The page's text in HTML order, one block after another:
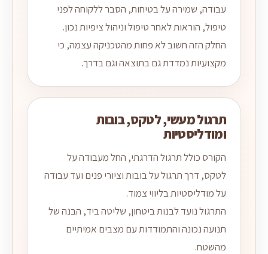
עבודה, שמירה על בטיחות, הסבר ללקוחה לפני
טיפול, הוראות לאחר טיפול וניהול ציפיות נכון.
החלק הזה חשוב לא פחות מהטכניקה עצמה, כי
מקצועיות נמדדת גם בתוצאה וגם בדרך.
תרגול מעשי, לטקס, בובות
ומודליסטיות
הקורס כולל תרגול הדרגתי, החל מעבודה על
לטקס, דרך תרגול על בובות וציורי פנים ועד עבודה
על מודליסטיות בליווי צמוד.
התרגול נועד לבנות ביטחון, שליטה ביד, הבנה של
תנועה נכונה והתמודדות עם מצבים אמיתיים
מהשטח.